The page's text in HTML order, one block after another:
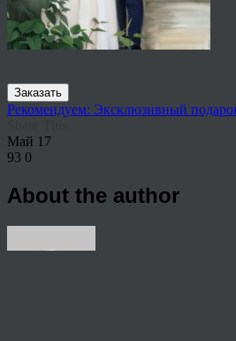
Заказать
Рекомендуем: Эксклюзивный
Май 17
93 0
About the author